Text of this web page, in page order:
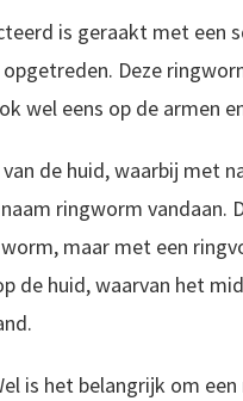
is geraakt met een
Deze
wel eens op de armen
de huid, waarbij met
ringworm vandaan.
maar met een
de huid, waarvan het
is het belangrijk om